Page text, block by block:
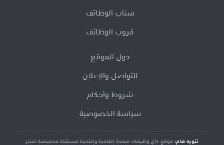
سناب الوظائف
قروب الوظائف
حول الموقع
للتواصل والإعلان
شروط وأحكام
سياسة الخصوصية
تنويه هام: موقع «أي وظيفة» منصة إعلامية وإعلانية مستقلة مخصصة لنشر